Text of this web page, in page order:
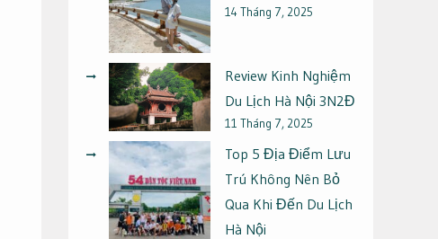
14 Tháng 7, 2025
Review Kinh Nghiệm
Du Lịch Hà Nội 3N2Đ
11 Tháng 7, 2025
Top 5 Địa Điểm Lưu
Trú Không Nên Bỏ
Qua Khi Đến Du Lịch
Hà Nội